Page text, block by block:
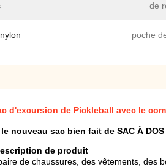
de
poche
d'excursion de Pickleball avec le
nouveau sac bien fait de SAC À
de produit
de chaussures, des vêtements, des